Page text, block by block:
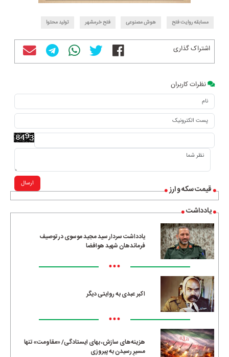
قیمت سکه و ارز
یادداشت
یادداشت سردار سید مجید موسوی در توصیف
فرماندهان شهید هوافضا
•••
اکبر عبدی به روایتی دیگر
•••
هزینه‌های سازش، بهای ایستادگی/ «مقاومت» تنها
مسیرِ رسیدن به پیروزی
مسابقه روایت فتح هوش مصنوعی فتح خرمشهر تولید محتوا
اشتراک گذاری
نظرات کاربران
ارسال